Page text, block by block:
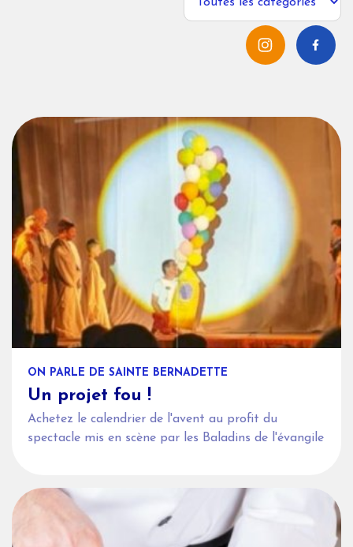
ON PARLE DE SAINTE BERNADETTE
Un projet fou !
Achetez le calendrier de l'avent au profit du
spectacle mis en scène par les Baladins de l'évangile